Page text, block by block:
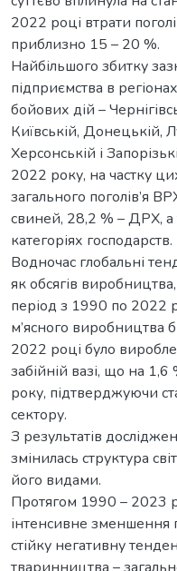
2022 році втрати
приблизно 15 – 20 %.
Найбільшого збитку
підприємства в
бойових дій –
Київській, Донецькій,
Херсонській і
2022 року, на частку
загального поголів’я
свиней, 28,2 % – ДРХ, а
категоріях господарств.
Водночас глобальні
як обсягів виробництва,
період з 1990 по 2022
м’ясного виробництва
2022 році було
забійній вазі, що на
року, підтверджуючи
сектору.
З результатів
змінилась структура
його видами.
Протягом 1990 – 2023
інтенсивне зменшення
стійку негативну